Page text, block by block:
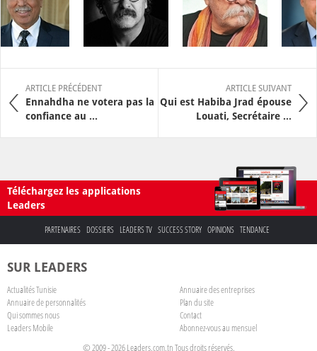
ARTICLE PRÉCÉDENT
Ennahdha ne votera pas la
confiance au ...
ARTICLE SUIVANT
Qui est Habiba Jrad épouse
Louati, Secrétaire ...
Téléchargez les applications
Leaders
PARTENAIRES DOSSIERS LEADERS TV SUCCESS STORY OPINIONS TENDANCE
SUR LEADERS
Actualités Tunisie
Annuaire des entreprises
Annuaire de personnalités
Plan du site
Qui sommes nous
Contact
Leaders Mobile
Abonnez-vous au mensuel
© 2009 - 2026 Leaders.com.tn Tous droits réservés.